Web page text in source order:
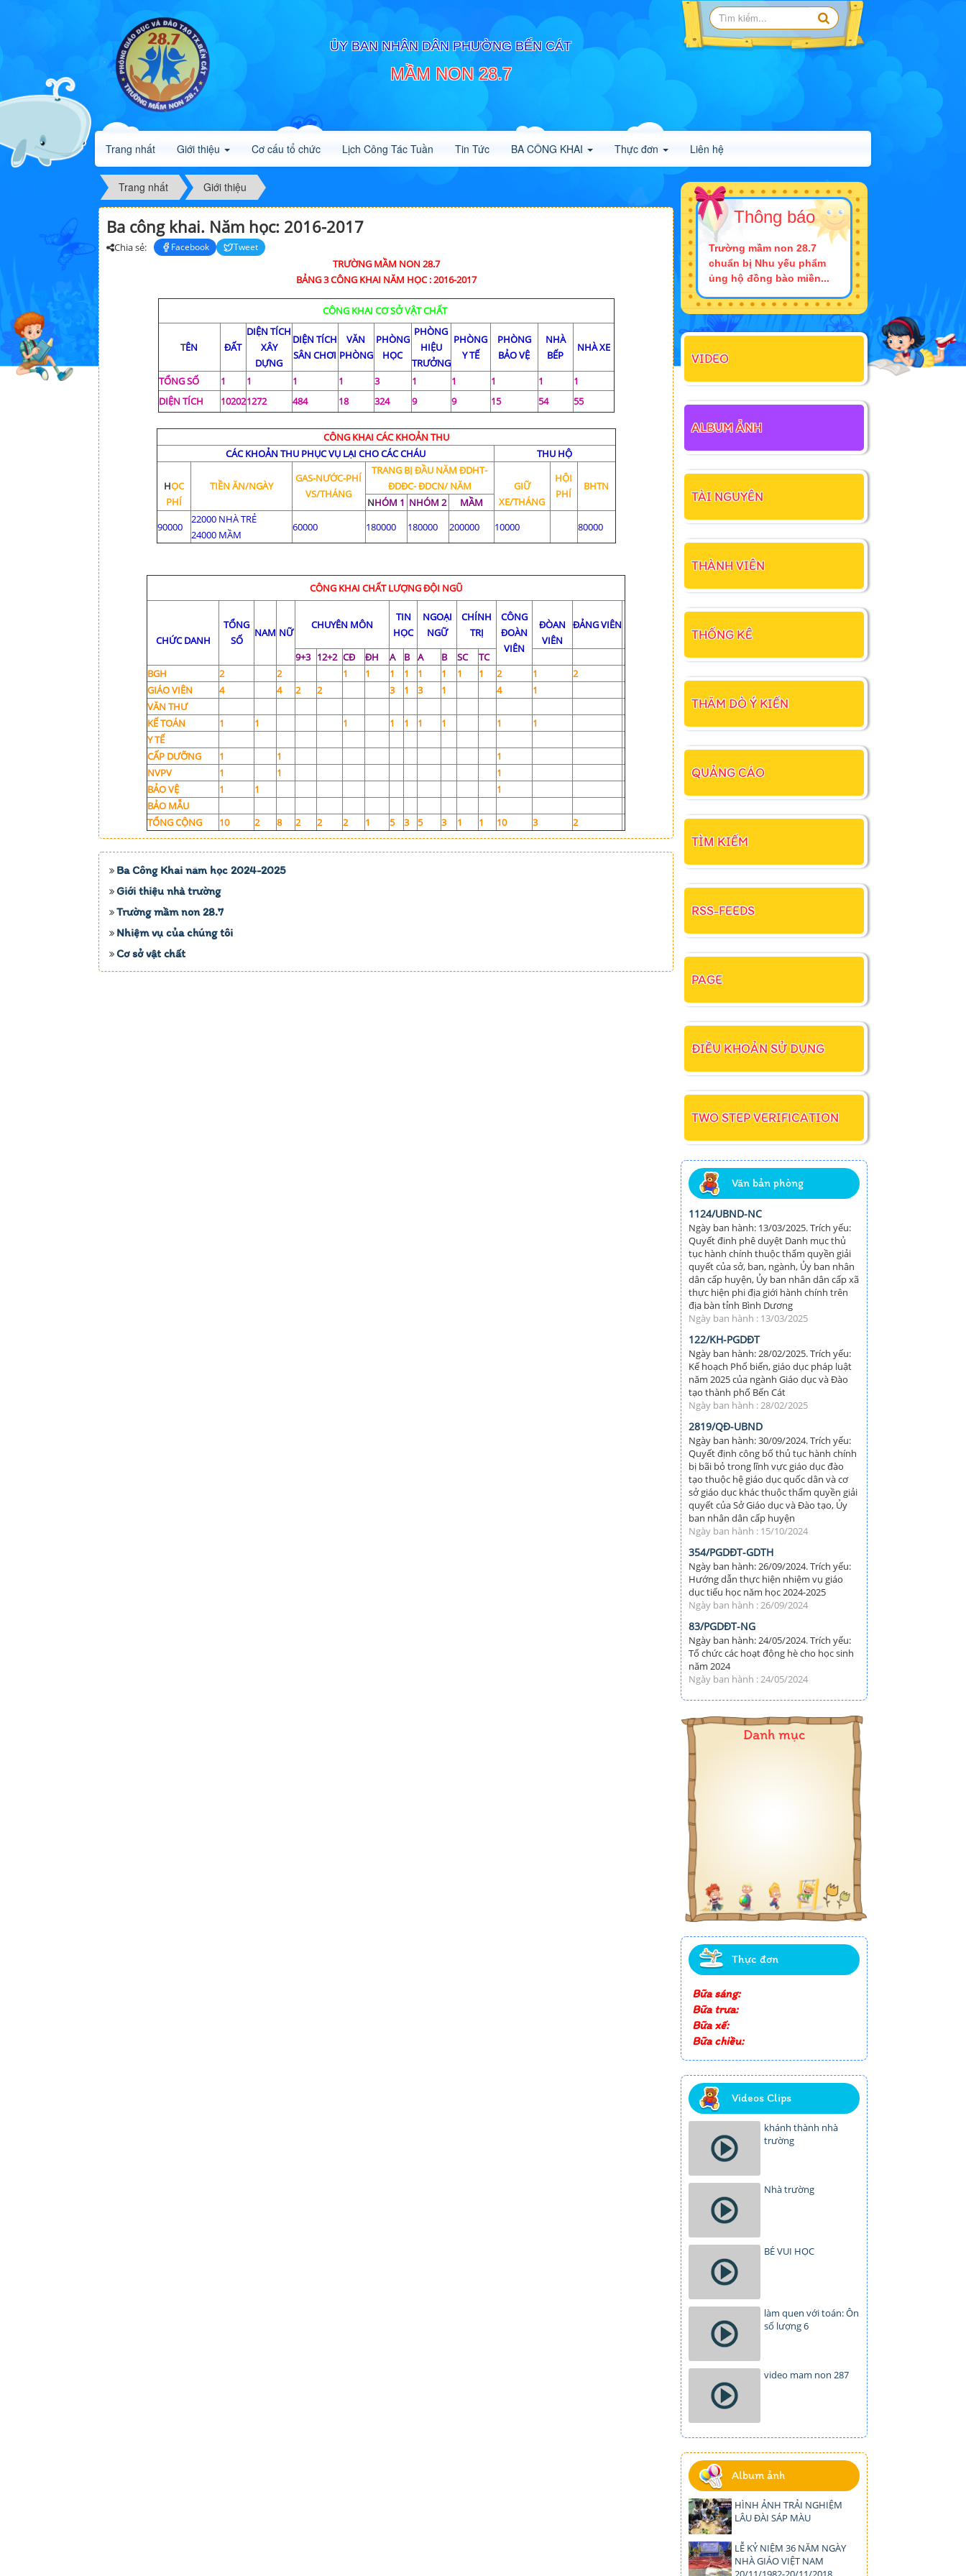
ỦY BAN NHÂN DÂN PHƯỜNG BẾN CÁT
MẦM NON 28.7
Trang nhất Giới thiệu Cơ cấu tổ chức Lịch Công Tác Tuần Tin Tức BA CÔNG KHAI Thực đơn Liên hệ
Trang nhất Giới thiệu
Ba công khai. Năm học: 2016-2017
Chia sẻ: Facebook Tweet
TRƯỜNG MẦM NON 28.7
BẢNG 3 CÔNG KHAI NĂM HỌC : 2016-2017
CÔNG KHAI CƠ SỞ VẬT CHẤT
TÊN ĐẤT
DIỆN TÍCH
XÂY
DỰNG
DIỆN TÍCH
SÂN CHƠI
VĂN
PHÒNG
PHÒNG
HỌC
PHÒNG
HIỆU
TRƯỞNG
PHÒNG
Y TẾ
PHÒNG
BẢO VỆ
NHÀ
BẾP
NHÀ XE
TỔNG SỐ 1 1 1 1 3 1 1 1 1
1
DIỆN TÍCH
102021272 484 18 324 9 9 15 54 55
CÔNG KHAI CÁC KHOẢN THU
CÁC KHOẢN THU PHỤC VỤ LẠI CHO CÁC CHÁU
THU HỘ
HỌC
PHÍ
TIỀN ĂN/NGÀY
GAS-NƯỚC-PHÍ
VS/THÁNG
TRANG BỊ ĐẦU NĂM ĐDHT-
ĐDĐC- ĐDCN/ NĂM
GIỮ
XE/THÁNG
HỘI
PHÍ
BHTN
NHÓM 1 NHÓM 2
MẦM
90000
22000 NHÀ TRẺ
24000 MẦM
60000 180000 180000 200000 10000 80000
CÔNG KHAI CHẤT LƯỢNG ĐỘI NGŨ
CHỨC DANH
TỔNG
SỐ
NAM NỮ
CHUYÊN MÔN
TIN
HỌC
NGOẠI
NGỮ
CHÍNH
TRỊ
CÔNG
ĐOÀN
VIÊN
ĐÒAN
VIÊN
ĐẢNG VIÊN
9+3 12+2 CĐ ĐH A B A B SC
TC
BGH
2 2 1 1 1 1 1 1 1 1 2 1
2
GIÁO VIÊN
4 4 2 2 3 1 3 1 4
1
VĂN THƯ
KẾ TOÁN
1 1 1 1 1 1 1 1
1
Y TẾ
CẤP DƯỠNG
1 1
1
NVPV
1 1
1
BẢO VỆ
1 1
1
BẢO MẪU
TỔNG CỘNG
10 2 8 2 2 2 1 5 3 5 3 1 1 10 3 2
Ba Công Khai năm học 2024-2025
Giới thiệu nhà trường
Trường mầm non 28.7
Nhiệm vụ của chúng tôi
Cơ sở vật chất
Thông báo
Trường mầm non 28.7
chuẩn bị Nhu yếu phẩm
ủng hộ đồng bào miền...
VIDEO
ALBUM ẢNH
TÀI NGUYÊN
THÀNH VIÊN
THỐNG KÊ
THĂM DÒ Ý KIẾN
QUẢNG CÁO
TÌM KIẾM
RSS-FEEDS
PAGE
ĐIỀU KHOẢN SỬ DỤNG
TWO STEP VERIFICATION
Văn bản phòng
1124/UBND-NC
Ngày ban hành: 13/03/2025. Trích yếu:
Quyết đinh phê duyệt Danh mục thủ
tục hành chính thuộc thẩm quyền giải
quyết của sở, ban, ngành, Ủy ban nhân
dân cấp huyện, Ủy ban nhân dân cấp xã
thực hiện phi địa giới hành chính trên
địa bàn tỉnh Bình Dương
Ngày ban hành : 13/03/2025
122/KH-PGDĐT
Ngày ban hành: 28/02/2025. Trích yếu:
Kế hoạch Phổ biến, giáo dục pháp luật
năm 2025 của ngành Giáo dục và Đào
tạo thành phố Bến Cát
Ngày ban hành : 28/02/2025
2819/QĐ-UBND
Ngày ban hành: 30/09/2024. Trích yếu:
Quyết định công bố thủ tục hành chính
bị bãi bỏ trong lĩnh vực giáo dục đào
tạo thuộc hệ giáo dục quốc dân và cơ
sở giáo dục khác thuộc thẩm quyền giải
quyết của Sở Giáo dục và Đào tạo, Ủy
ban nhân dân cấp huyện
Ngày ban hành : 15/10/2024
354/PGDĐT-GDTH
Ngày ban hành: 26/09/2024. Trích yếu:
Hướng dẫn thực hiện nhiệm vụ giáo
dục tiểu học năm học 2024-2025
Ngày ban hành : 26/09/2024
83/PGDĐT-NG
Ngày ban hành: 24/05/2024. Trích yếu:
Tổ chức các hoạt động hè cho học sinh
năm 2024
Ngày ban hành : 24/05/2024
Danh mục
Thực đơn
Bữa sáng:
Bữa trưa:
Bữa xế:
Bữa chiều:
Videos Clips
khánh thành nhà
trường
Nhà trường
BÉ VUI HỌC
làm quen với toán: Ôn
số lượng 6
video mam non 287
Album ảnh
HÌNH ẢNH TRẢI NGHIỆM
LÂU ĐÀI SÁP MÀU
LỄ KỶ NIỆM 36 NĂM NGÀY
NHÀ GIÁO VIỆT NAM